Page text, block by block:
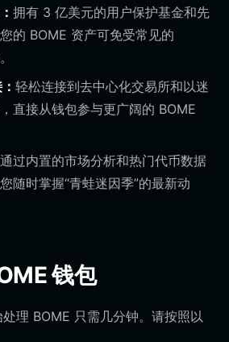
拥有 3 亿美元的用户保护基金和先
的 BOME 资产可免受常见的
轻松连接到去中心化交易所和以迷
直接从钱包参与更广阔的 BOME
通过内置的市场分析和热门代币数据
随时掌握“青蛙迷因季”的最新动
钱包
理 BOME 只需几分钟。请按照以